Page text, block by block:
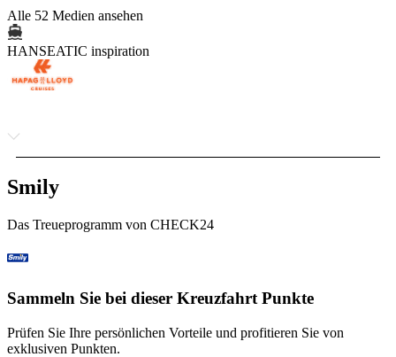
Alle 52 Medien ansehen
HANSEATIC inspiration
Smily
Das Treueprogramm von CHECK24
Sammeln Sie bei dieser Kreuzfahrt Punkte
Prüfen Sie Ihre persönlichen Vorteile und profitieren Sie von
exklusiven Punkten.